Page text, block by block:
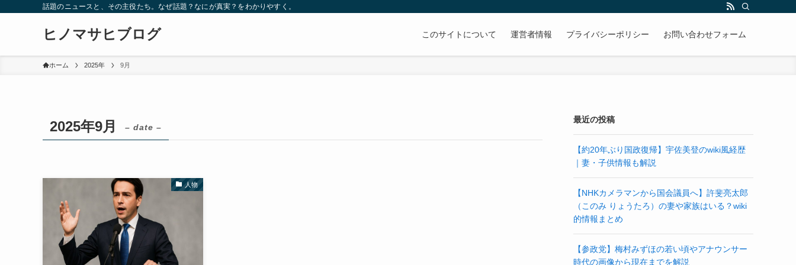
話題のニュースと、その主役たち。なぜ話題？なにが真実？をわかりやすく。
ヒノマサヒブログ このサイトについて 運営者情報 プライバシーポリシー お問い合わせフォーム
ホーム 2025年 9月
2025年9月 – date –
人物
最近の投稿
【約20年ぶり国政復帰】宇佐美登のwiki風経歴
｜妻・子供情報も解説
【NHKカメラマンから国会議員へ】許斐亮太郎
（このみ りょうたろ）の妻や家族はいる？wiki
的情報まとめ
【参政党】梅村みずほの若い頃やアナウンサー
時代の画像から現在までを解説